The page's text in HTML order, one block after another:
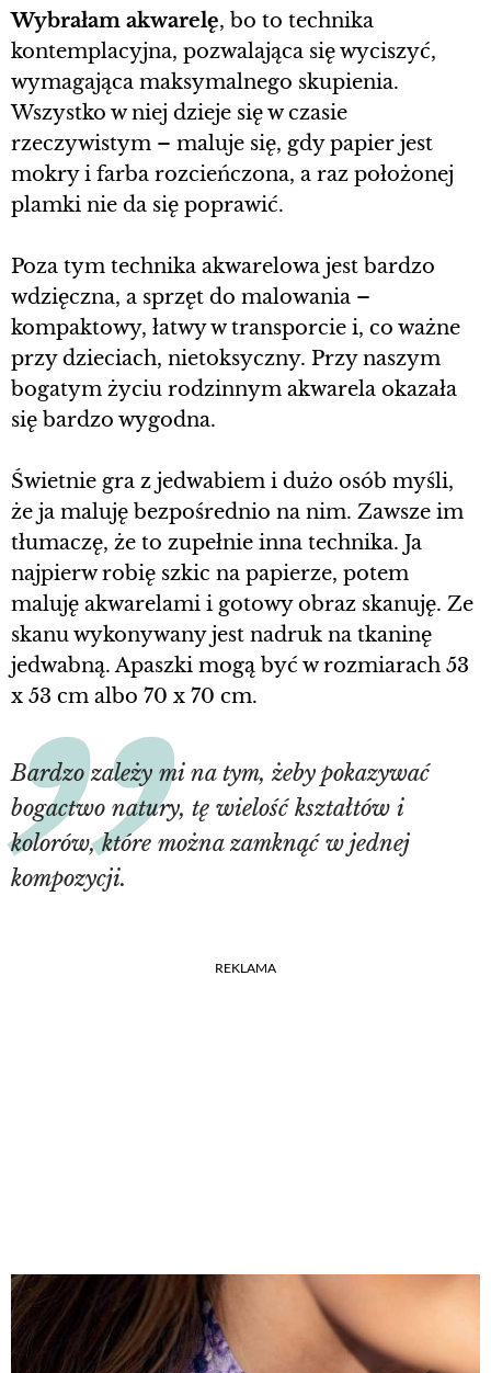
Wybrałam akwarelę, bo to technika
kontemplacyjna, pozwalająca się wyciszyć,
wymagająca maksymalnego skupienia.
Wszystko w niej dzieje się w czasie
rzeczywistym – maluje się, gdy papier jest
mokry i farba rozcieńczona, a raz położonej
plamki nie da się poprawić.
Poza tym technika akwarelowa jest bardzo
wdzięczna, a sprzęt do malowania –
kompaktowy, łatwy w transporcie i, co ważne
przy dzieciach, nietoksyczny. Przy naszym
bogatym życiu rodzinnym akwarela okazała
się bardzo wygodna.
Świetnie gra z jedwabiem i dużo osób myśli,
że ja maluję bezpośrednio na nim. Zawsze im
tłumaczę, że to zupełnie inna technika. Ja
najpierw robię szkic na papierze, potem
maluję akwarelami i gotowy obraz skanuję. Ze
skanu wykonywany jest nadruk na tkaninę
jedwabną. Apaszki mogą być w rozmiarach 53
x 53 cm albo 70 x 70 cm.
Bardzo zależy mi na tym, żeby pokazywać
bogactwo natury, tę wielość kształtów i
kolorów, które można zamknąć w jednej
kompozycji.
REKLAMA